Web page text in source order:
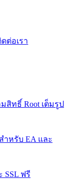
ดต่อเรา
สิทธิ์ Root เต็มรูป
ำหรับ EA และ
SSL ฟรี